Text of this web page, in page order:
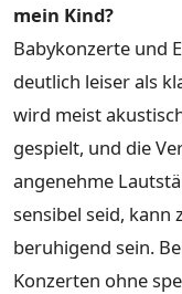
mein Kind?
Babykonzerte und
deutlich leiser als
wird meist
gespielt, und die
angenehme
sensibel seid, kann
beruhigend sein.
Konzerten ohne